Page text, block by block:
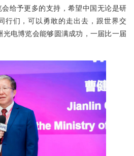
给予更多的支持，希望中国无论是研
行们，可以勇敢的走出去，跟世界交
电博览会能够圆满成功，一届比一届